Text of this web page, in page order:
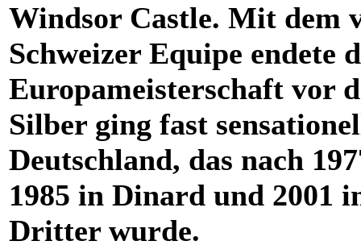
Windsor Castle. Mit dem
Schweizer Equipe endete
Europameisterschaft vor
Silber ging fast
Deutschland, das nach
1985 in Dinard und 2001
Dritter wurde.